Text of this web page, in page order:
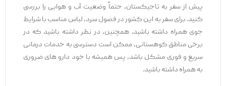
پیش از سفر به تاجیکستان، حتماً وضعیت آب و هوایی را بررسی
کنید. برای سفر به این کشور در فصول سرد، لباس مناسب با شرایط
جوی همراه داشته باشید. همچنین، در نظر داشته باشید که در
برخی مناطق کوهستانی، ممکن است دسترسی به خدمات درمانی
سریع و فوری مشکل باشد، پس همیشه با خود دارو های ضروری
به همراه داشته باشید.